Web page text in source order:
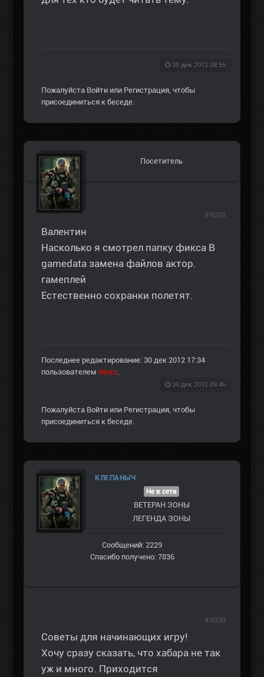
30 дек 2012 08:55
Пожалуйста Войти или Регистрация , чтобы
присоединиться к беседе.
Посетитель
Валентин
Насколько я смотрел папку фикса В
gamedata замена файлов актор.
гамеплей
Естественно сохранки полетят.
Последнее редактирование: 30 дек 2012 17:34
пользователем Alexs
30 дек 2012 09:46
#4828
Пожалуйста Войти или Регистрация , чтобы
присоединиться к беседе.
КЛЕПАНЫЧ
Не в сети
ВЕТЕРАН ЗOНЫ
ЛЕГЕНДА ЗОНЫ
Сообщений: 2229
Спасибо получено: 7836
Советы для начинающих игру!
Хочу сразу сказать, что хабара не так
уж и много. Приходится
#4830